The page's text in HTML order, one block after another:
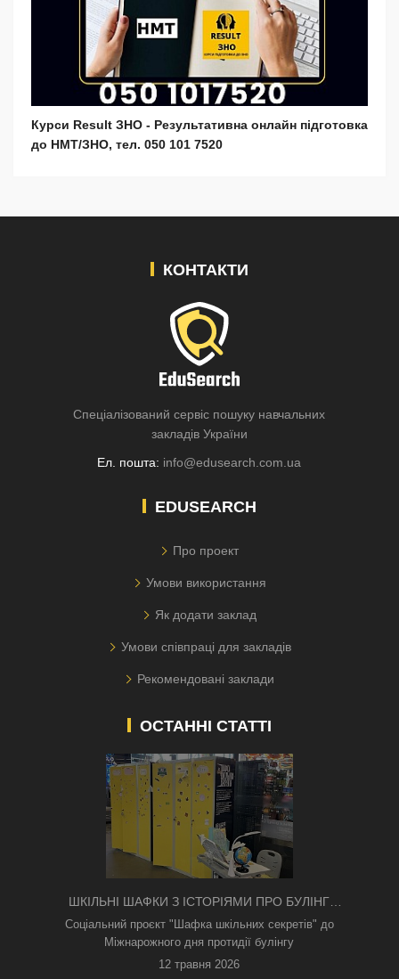
Курси Result ЗНО - Результативна онлайн підготовка
до НМТ/ЗНО, тел. 050 101 7520
КОНТАКТИ
Спеціалізований сервіс пошуку навчальних
закладів України
Ел. пошта: info@edusearch.com.ua
EDUSEARCH
Про проект
Умови використання
Як додати заклад
Умови співпраці для закладів
Рекомендовані заклади
ОСТАННІ СТАТТІ
ШКІЛЬНІ ШАФКИ З ІСТОРІЯМИ ПРО БУЛІНГ
З'ЯВИЛИСЯ В КИЄВІ
Соціальний проєкт "Шафка шкільних секретів" до
Міжнарожного дня протидії булінгу
12 травня 2026